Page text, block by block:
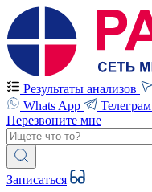
Результаты анализов
Whats App
Телеграм
Перезвоните мне
Записаться